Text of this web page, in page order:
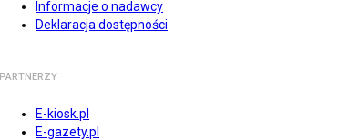
Informacje o nadawcy
Deklaracja dostępności
PARTNERZY
E-kiosk.pl
E-gazety.pl